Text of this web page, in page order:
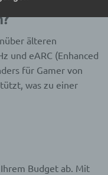
älteren
und eARC (Enhanced
für Gamer von
was zu einer
Budget ab. Mit
Verfahren
im
das Erfassen, die
Anpassung oder
Verwendung, die
oder eine andere Form